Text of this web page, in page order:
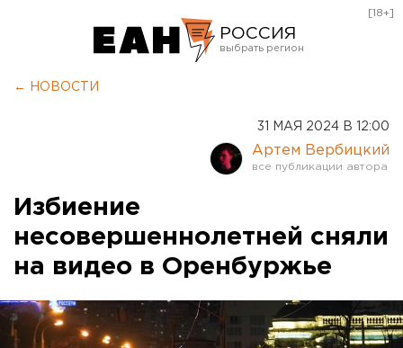
РОССИЯ
Курган
Оренбург
[18+]
← НОВОСТИ
31 МАЯ 2024 В 12:00
Артем Вербицкий
Избиение
несовершеннолетней сняли
на видео в Оренбуржье